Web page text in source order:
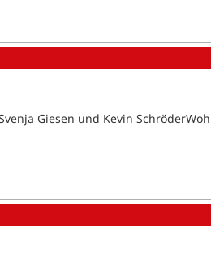
Giesen und Kevin